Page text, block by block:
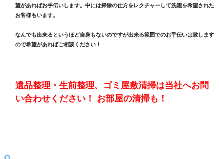
望があればお手伝いします。中には掃除の仕方をレクチャーして洗濯を希望された
お客様もいます。
なんでも出来るというほど自身もないのですが出来る範囲でのお手伝いは致します
ので希望があればご相談ください！
遺品整理・生前整理、ゴミ屋敷清掃は当社へお問
い合わせください！ お部屋の清掃も！